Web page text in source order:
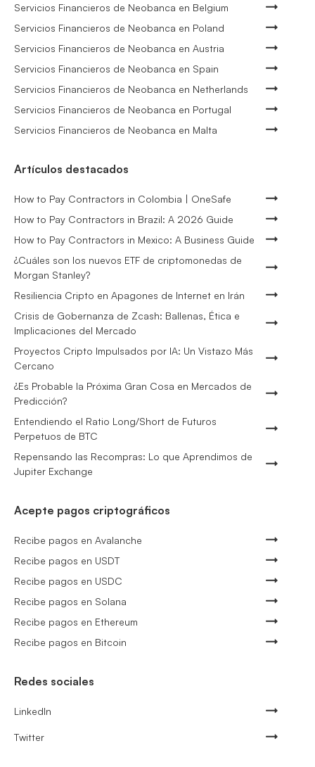
Servicios Financieros de Neobanca en Belgium
Servicios Financieros de Neobanca en Poland
Servicios Financieros de Neobanca en Austria
Servicios Financieros de Neobanca en Spain
Servicios Financieros de Neobanca en Netherlands
Servicios Financieros de Neobanca en Portugal
Servicios Financieros de Neobanca en Malta
Artículos destacados
How to Pay Contractors in Colombia | OneSafe
How to Pay Contractors in Brazil: A 2026 Guide
How to Pay Contractors in Mexico: A Business Guide
¿Cuáles son los nuevos ETF de criptomonedas de
Morgan Stanley?
Resiliencia Cripto en Apagones de Internet en Irán
Crisis de Gobernanza de Zcash: Ballenas, Ética e
Implicaciones del Mercado
Proyectos Cripto Impulsados por IA: Un Vistazo Más
Cercano
¿Es Probable la Próxima Gran Cosa en Mercados de
Predicción?
Entendiendo el Ratio Long/Short de Futuros
Perpetuos de BTC
Repensando las Recompras: Lo que Aprendimos de
Jupiter Exchange
Acepte pagos criptográficos
Recibe pagos en Avalanche
Recibe pagos en USDT
Recibe pagos en USDC
Recibe pagos en Solana
Recibe pagos en Ethereum
Recibe pagos en Bitcoin
Redes sociales
LinkedIn
Twitter